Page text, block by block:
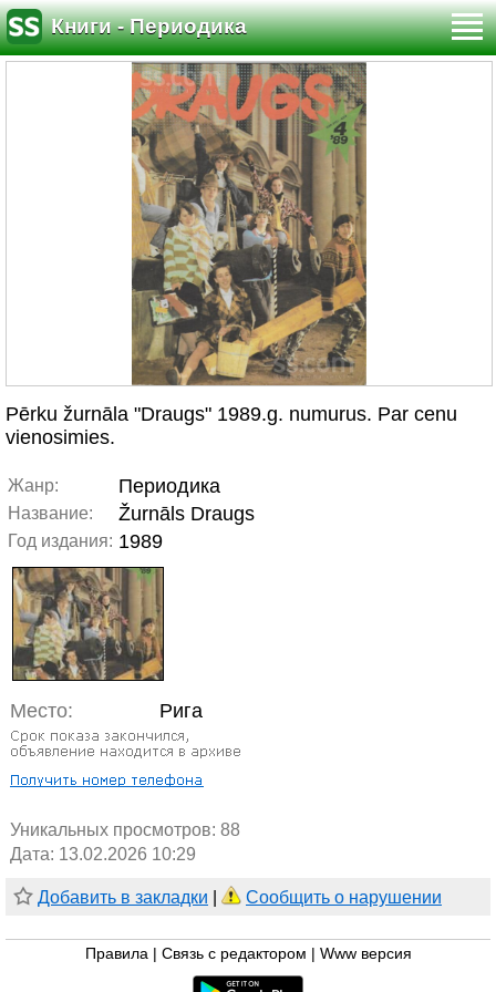
Книги - Периодика
Pērku žurnāla "Draugs" 1989.g. numurus. Par cenu
vienosimies.
Жанр: Периодика
Название: Žurnāls Draugs
Год издания: 1989
Место: Рига
Уникальных просмотров: 88
Дата: 13.02.2026 10:29
Добавить в закладки Сообщить о нарушении
Правила Связь с редактором Www версия